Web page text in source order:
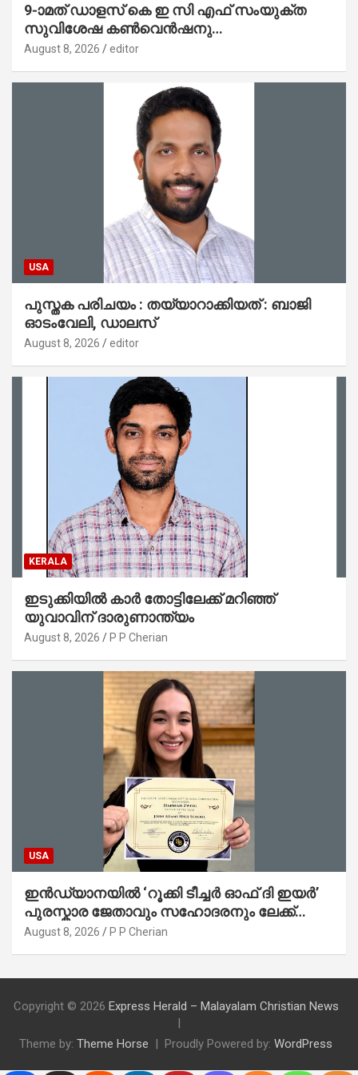
9-ാമത് ഡാളസ് കെ ഇ സി എഫ് സംയുക്ത
സുവിശേഷ കൺവെൻഷനു
പ്രാർത്ഥനാനിർഭരമായ തുടക്കം
August 8, 2026 editor
USA
പുസ്തക പരിചയം : തയ്യാറാക്കിയത് : ബാജി
ഓടംവേലി, ഡാലസ്
August 8, 2026 editor
KERALA
ഇടുക്കിയിൽ കാർ തോട്ടിലേക്ക് മറിഞ്ഞ്
യുവാവിന് ദാരുണാന്ത്യം
August 8, 2026 P P Cherian
USA
ഇൻഡ്യാനയിൽ ‘റൂക്കി ടീച്ചർ ഓഫ് ദി ഇയർ’
പുരസ്കാര ജേതാവും സഹോദരനും ലേക്ക്
മിഷിഗണിൽ മുങ്ങിമരിച്ചു
August 8, 2026 P P Cherian
Copyright © 2026 Express Herald – Malayalam Christian News
Theme by: Theme Horse Proudly Powered by: WordPress